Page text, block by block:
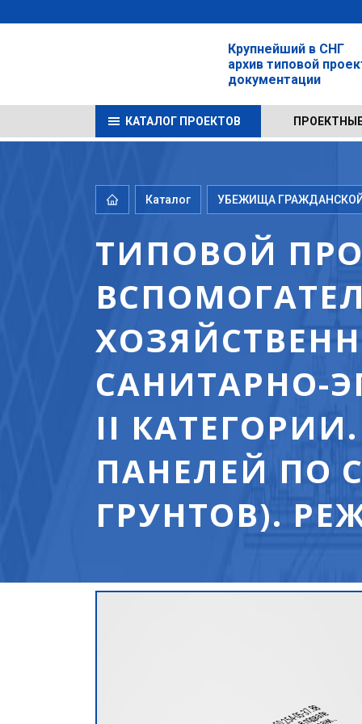
Крупнейший в СНГ
архив типовой
документации
КАТАЛОГ ПРОЕКТОВ
Каталог УБЕЖИЩА
ТИПОВОЙ
САНИТАРНО-
II
ПАНЕЛЕЙ ПО
ГРУНТОВ).